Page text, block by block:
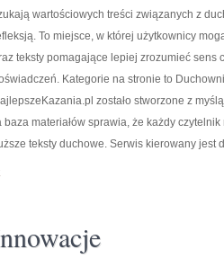
wartościowych treści związanych z
To miejsce, w której użytkownicy
teksty pomagające lepiej zrozumieć sens
Kategorie na stronie to
zostało stworzone z
materiałów sprawia, że każdy
teksty duchowe. Serwis kierowany jest